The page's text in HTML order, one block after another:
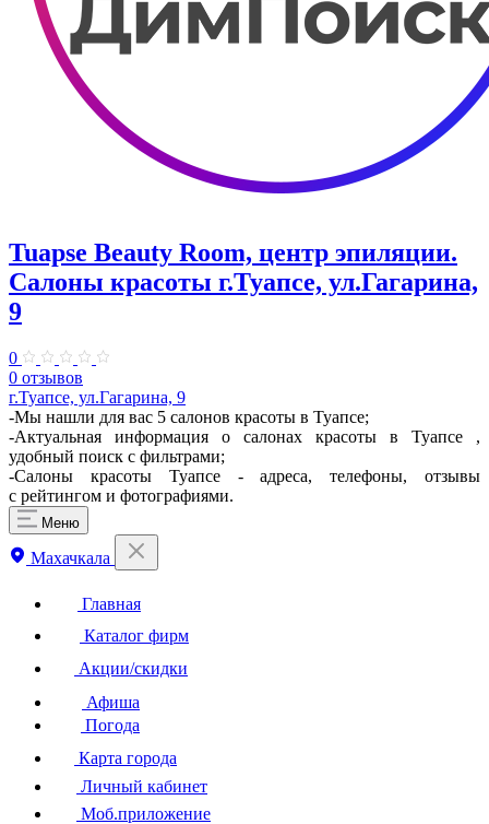
Tuapse Beauty Room, центр эпиляции.
Салоны красоты г.Туапсе, ул.Гагарина,
9
0
0 отзывов
г.Туапсе, ул.Гагарина, 9
-Мы нашли для вас 5 салонов красоты в Туапсе;
-Актуальная информация о салонах красоты в Туапсе ,
удобный поиск с фильтрами;
-Салоны красоты Туапсе - адреса, телефоны, отзывы
с рейтингом и фотографиями.
Меню
Махачкала
Главная
Каталог фирм
Акции/скидки
Афиша
Погода
Карта города
Личный кабинет
Моб.приложение